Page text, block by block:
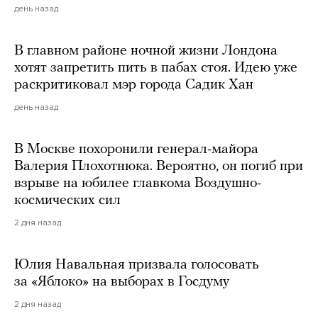
день назад
В главном районе ночной жизни Лондона
хотят запретить пить в пабах стоя. Идею уже
раскритиковал мэр города Садик Хан
день назад
В Москве похоронили генерал-майора
Валерия Плохотнюка. Вероятно, он погиб при
взрыве на юбилее главкома Воздушно-
космических сил
2 дня назад
Юлия Навальная призвала голосовать
за «Яблоко» на выборах в Госдуму
2 дня назад